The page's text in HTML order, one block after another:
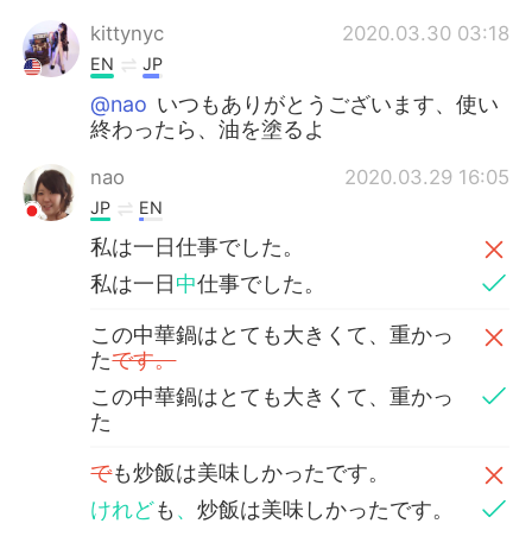
kittynyc 2020.03.30 03:18
EN JP
@nao いつもありがとうございます、使い
終わったら、油を塗るよ
nao 2020.03.29 16:05
JP EN
私は一日仕事でした。
私は一日中仕事でした。
この中華鍋はとても大きくて、重かっ
たです。
この中華鍋はとても大きくて、重かっ
た
でも炒飯は美味しかったです。
けれども 、炒飯は美味しかったです。